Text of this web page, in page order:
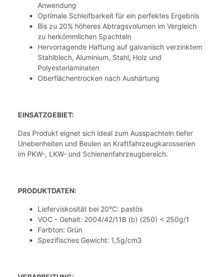
Anwendung
Optimale Schleifbarkeit für ein perfektes Ergebnis
Bis zu 20% höheres Abtragsvolumen im Vergleich
zu herkömmlichen Spachteln
Hervorragende Haftung auf galvanisch verzinktem
Stahlblech, Aluminium, Stahl, Holz und
Polyesterlaminaten
Oberflächentrocken nach Aushärtung
EINSATZGEBIET:
Das Produkt eignet sich ideal zum Ausspachteln tiefer
Unebenheiten und Beulen an Kraftfahrzeugkarosserien
im PKW-, LKW- und Schienenfahrzeugbereich.
PRODUKTDATEN:
Lieferviskosität bei 20°C: pastös
VOC - Gehalt: 2004/42/11B (b) (250) < 250g/1
Farbton: Grün
Spezifisches Gewicht: 1,5g/cm3